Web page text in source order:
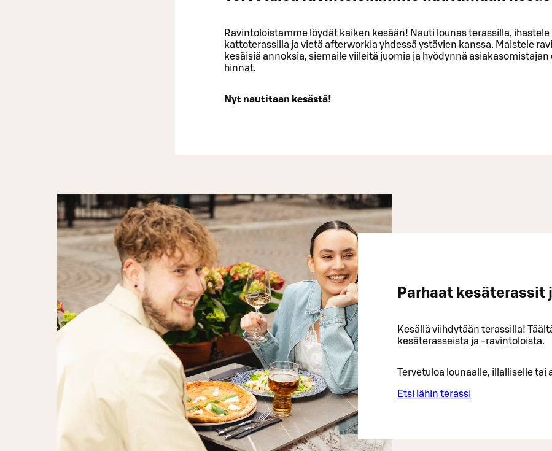
Ravintoloistamme löydät kaiken kesään! Nauti lounas terassilla, ihastele
kattoterassilla ja vietä afterworkia yhdessä ystävien kanssa. Maistele
kesäisiä annoksia, siemaile viileitä juomia ja hyödynnä asiakasomistajan
hinnat.
Nyt nautitaan kesästä!
Parhaat
Kesällä viihdytään terassilla!
kesäterasseista ja -ravintoloista.
Tervetuloa lounaalle, illalliselle tai
Etsi lähin terassi